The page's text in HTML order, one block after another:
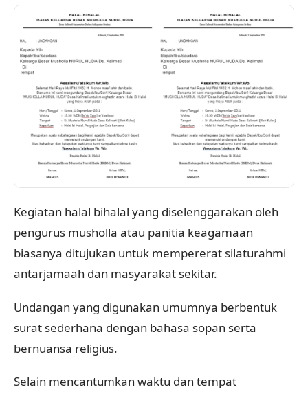
Kegiatan halal bihalal yang diselenggarakan oleh
pengurus musholla atau panitia keagamaan
biasanya ditujukan untuk mempererat silaturahmi
antarjamaah dan masyarakat sekitar.
Undangan yang digunakan umumnya berbentuk
surat sederhana dengan bahasa sopan serta
bernuansa religius.
Selain mencantumkan waktu dan tempat